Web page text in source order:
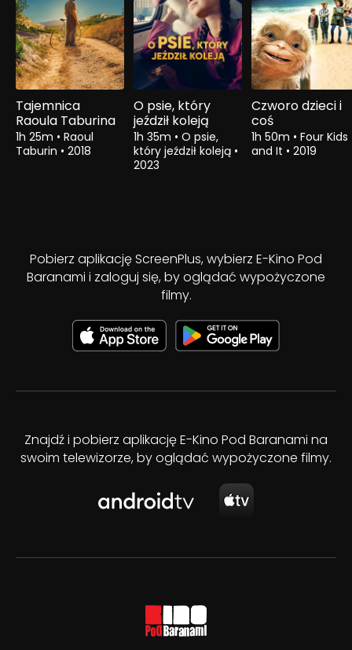
Tajemnica
Raoula Taburina
1h 25m • Raoul
Taburin • 2018
O psie, który
jeździł koleją
1h 35m • O psie,
który jeździł koleją •
2023
Czworo dzieci i
coś
1h 50m • Four Kids
and It • 2019
Pobierz aplikację ScreenPlus, wybierz E-Kino Pod
Baranami i zaloguj się, by oglądać wypożyczone
filmy.
Znajdź i pobierz aplikację E-Kino Pod Baranami na
swoim telewizorze, by oglądać wypożyczone filmy.